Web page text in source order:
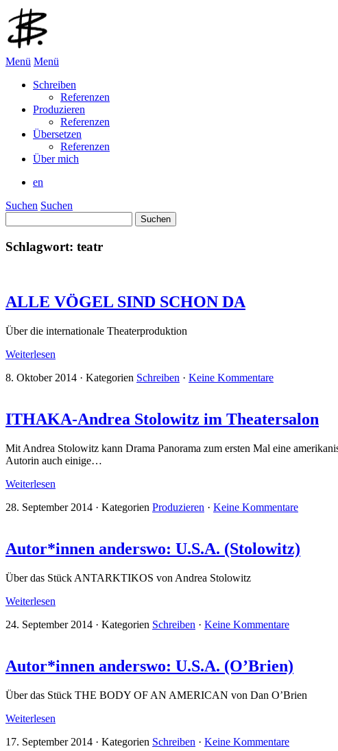
Menü Menü
Schreiben
Referenzen
Produzieren
Referenzen
Übersetzen
Referenzen
Über mich
en
Suchen Suchen
nach:
Schlagwort: teatr
ALLE VÖGEL SIND SCHON DA
Über die internationale Theaterproduktion
Weiterlesen
8. Oktober 2014 · Kategorien Schreiben · Keine Kommentare
ITHAKA-Andrea Stolowitz im Theatersalon
Mit Andrea Stolowitz kann Drama Panorama zum ersten Mal eine
Autorin auch einige…
Weiterlesen
28. September 2014 · Kategorien Produzieren · Keine Kommentare
Autor*innen anderswo: U.S.A. (Stolowitz)
Über das Stück ANTARKTIKOS von Andrea Stolowitz
Weiterlesen
24. September 2014 · Kategorien Schreiben · Keine Kommentare
Autor*innen anderswo: U.S.A. (O’Brien)
Über das Stück THE BODY OF AN AMERICAN von Dan O’Brien
Weiterlesen
17. September 2014 · Kategorien Schreiben · Keine Kommentare